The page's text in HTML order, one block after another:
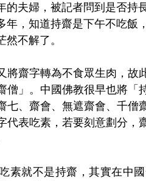
的夫婦，被記者問到是否持
年，知道持齋是下午不吃飯
不解了。
將齋字轉為不食眾生肉，故
僧」。中國佛教很早也將「
七、齋會、無遮齋會、千僧
代表吃素，若要刻意劃分，
素就不是持齋，其實在中